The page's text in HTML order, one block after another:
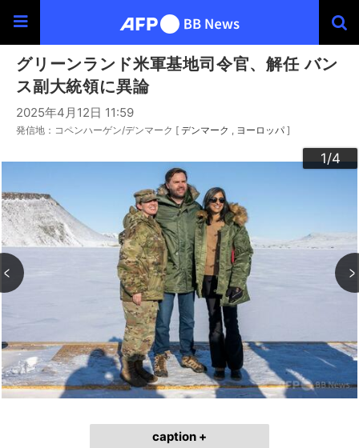
グリーンランド米軍基地司令官、解任 バン
ス副大統領に異論
2025年4月12日 11:59
発信地：コペンハーゲン/デンマーク [ デンマーク ヨーロッパ ]
1/4
2/4
3/4
4/4
caption +